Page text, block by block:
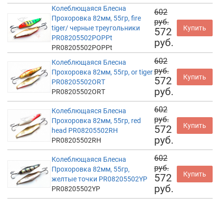
Колеблющаяся Блесна
Прохоровка 82мм, 55гр, fire
tiger/ черные треугольники
PR08205502POPPt
PR08205502POPPt
602
руб.
572
руб.
Купить
Колеблющаяся Блесна
Прохоровка 82мм, 55гр, or tiger
PR08205502ORT
PR08205502ORT
602
руб.
572
руб.
Купить
Колеблющаяся Блесна
Прохоровка 82мм, 55гр, red
head PR08205502RH
PR08205502RH
602
руб.
572
руб.
Купить
Колеблющаяся Блесна
Прохоровка 82мм, 55гр,
желтые точки PR08205502YP
PR08205502YP
602
руб.
572
руб.
Купить